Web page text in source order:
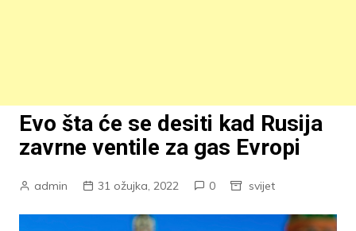
Evo šta će se desiti kad Rusija
zavrne ventile za gas Evropi
admin 31 ožujka, 2022 0 svijet